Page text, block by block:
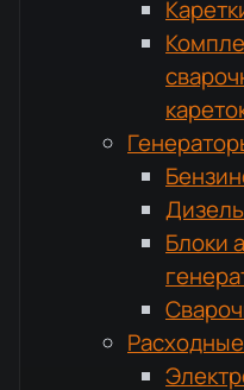
Блоки